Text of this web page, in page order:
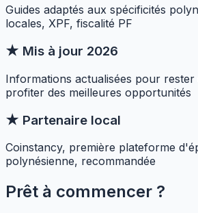
Guides adaptés aux spécificités
locales, XPF, fiscalité PF
★ Mis à jour 2026
Informations actualisées pour
profiter des meilleures opportunités
★ Partenaire local
Coinstancy, première plateforme
polynésienne, recommandée
Prêt à commencer ?